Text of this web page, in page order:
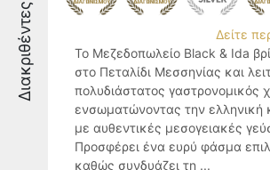
Διακριθέντες
Δείτε
Το Μεζεδοπωλείο Black & Ida
στο Πεταλίδι Μεσσηνίας και
πολυδιάστατος γαστρονομικός
ενσωματώνοντας την ελληνική
με αυθεντικές μεσογειακές
Προσφέρει ένα ευρύ φάσμα
καθώς συνδυάζει τη ...